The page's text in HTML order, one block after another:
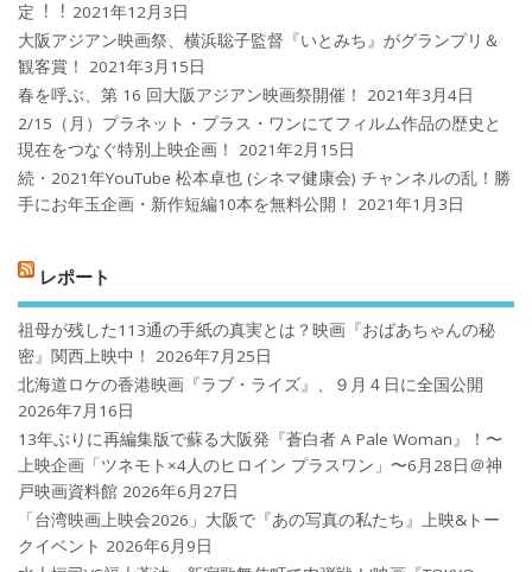
定︕︕ 2021年12月3日
大阪アジアン映画祭、横浜聡子監督『いとみち』がグランプリ＆
観客賞！
2021年3月15日
春を呼ぶ、第 16 回大阪アジアン映画祭開催！
2021年3月4日
2/15（月）プラネット・プラス・ワンにてフィルム作品の歴史と
現在をつなぐ特別上映企画！
2021年2月15日
続・2021年YouTube 松本卓也 (シネマ健康会) チャンネルの乱！勝
手にお年玉企画・新作短編10本を無料公開！
2021年1月3日
レポート
祖母が残した113通の手紙の真実とは？映画『おばあちゃんの秘
密』関西上映中！
2026年7月25日
北海道ロケの香港映画『ラブ・ライズ』、９月４日に全国公開
2026年7月16日
13年ぶりに再編集版で蘇る大阪発『蒼白者 A Pale Woman』！〜
上映企画「ツネモト×4人のヒロイン プラスワン」〜6月28日＠神
戸映画資料館 2026年6月27日
「台湾映画上映会2026」大阪で『あの写真の私たち』上映&トー
クイベント 2026年6月9日